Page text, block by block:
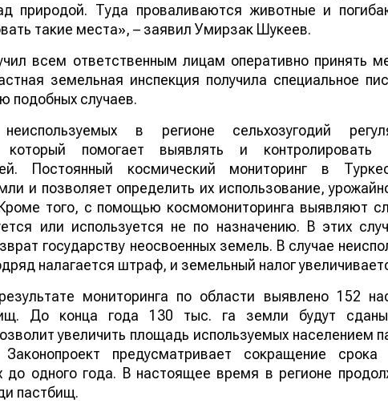
природой. Туда проваливаются животные и
такие места», – заявил Умирзак Шукеев.
всем ответственным лицам оперативно принять
земельная инспекция получила специальное
подобных случаев.
в регионе сельхозугодий
который помогает выявлять и контролировать
Постоянный космический мониторинг в
и позволяет определить их использование,
того, с помощью космомониторинга выявляют
или используется не по назначению. В этих
государству неосвоенных земель. В случае
налагается штраф, и земельный налог
мониторинга по области выявлено 152
До конца года 130 тыс. га земли будут
увеличить площадь используемых населением
предусматривает сокращение срока
до одного года. В настоящее время в регионе
пастбищ.